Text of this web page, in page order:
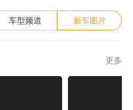
车型频道 新车图片
更多